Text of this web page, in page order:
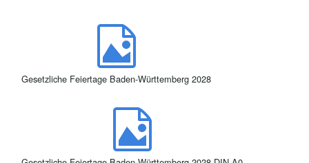
Gesetzliche Feiertage Baden-Württemberg 2028